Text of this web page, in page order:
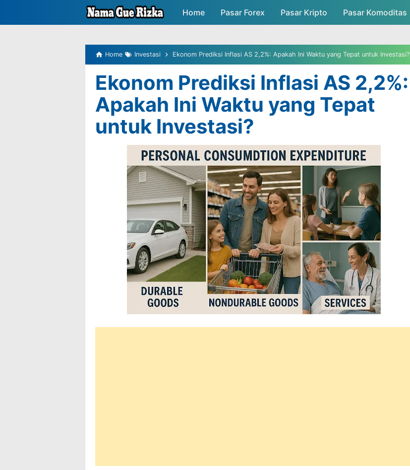
Skip to main content
Home Pasar Forex Pasar Kripto Pasar Komoditas
Home Investasi Ekonom Prediksi Inflasi AS 2,2%: Apakah Ini Waktu yang Tepat untuk Investasi?
Ekonom Prediksi Inflasi AS 2,2%:
Apakah Ini Waktu yang Tepat
untuk Investasi?